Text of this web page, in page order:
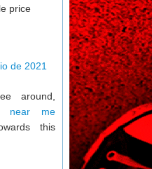
price
de 2021
around,
near me
this